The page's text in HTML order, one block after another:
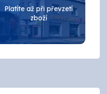
VW
Platíte až při převzetí
zboží